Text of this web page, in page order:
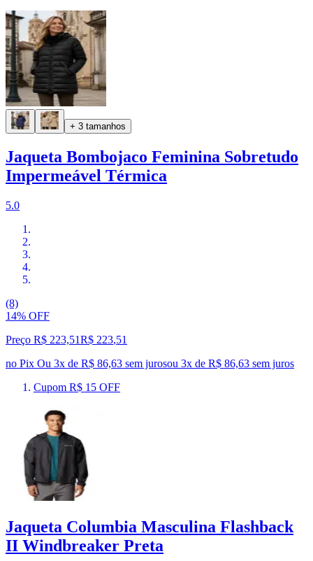
+ 3 tamanhos
Jaqueta Bombojaco Feminina Sobretudo
Impermeável Térmica
5.0
(8)
14% OFF
Preço R$ 223,51R$ 223,51
no Pix Ou 3x de R$ 86,63 sem jurosou 3x de R$ 86,63 sem juros
Cupom R$ 15 OFF
Jaqueta Columbia Masculina Flashback
II Windbreaker Preta